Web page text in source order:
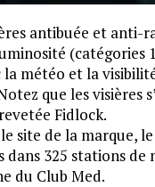
antibuée et anti-
la météo et la
que les visières
Fidlock.
site de la marque,
325 stations
du Club Med.